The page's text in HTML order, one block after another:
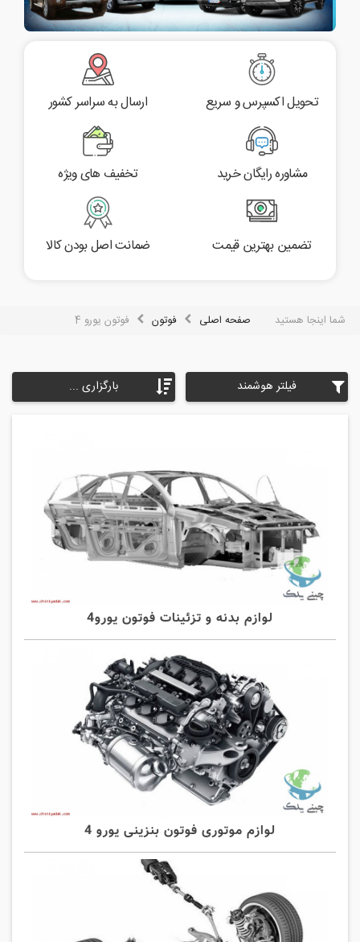
تحویل اکسپرس و سریع ارسال به سراسر کشور
مشاوره رایگان خرید تخفیف های ویژه
تضمین بهترین قیمت ضمانت اصل بودن کالا
شما اینجا هستید صفحه اصلی فوتون فوتون یورو 4
فیلتر هوشمند بارگزاری ...
لوازم بدنه و تزئینات فوتون یورو4
لوازم موتوری فوتون بنزینی یورو 4